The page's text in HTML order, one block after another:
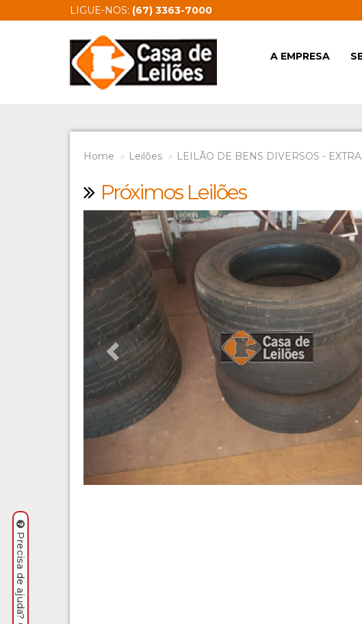
LIGUE-NOS: (67) 3363-7000
A EMPRESA
Home Leilões LEILÃO DE BENS DIVERSOS -
Próximos Leilões
Previous